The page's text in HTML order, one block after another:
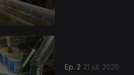
Ep. 2 21 jul. 2020